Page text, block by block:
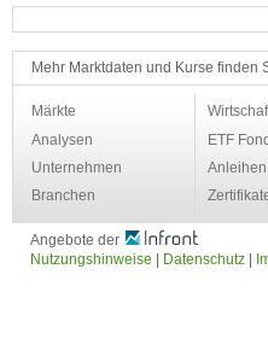
Mehr Marktdaten und Kurse finden
Märkte
Analysen
Unternehmen
Branchen
ETF
Anleihen
Angebote der
Nutzungshinweise | Datenschutz |